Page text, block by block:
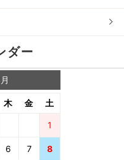
ダー
木 金 土
1
6 7 8